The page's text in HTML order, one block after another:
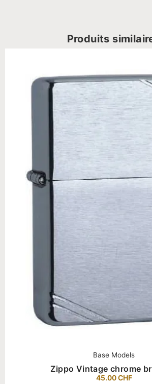
Produits
Base Models
Zippo Vintage chrome
45.00CHF